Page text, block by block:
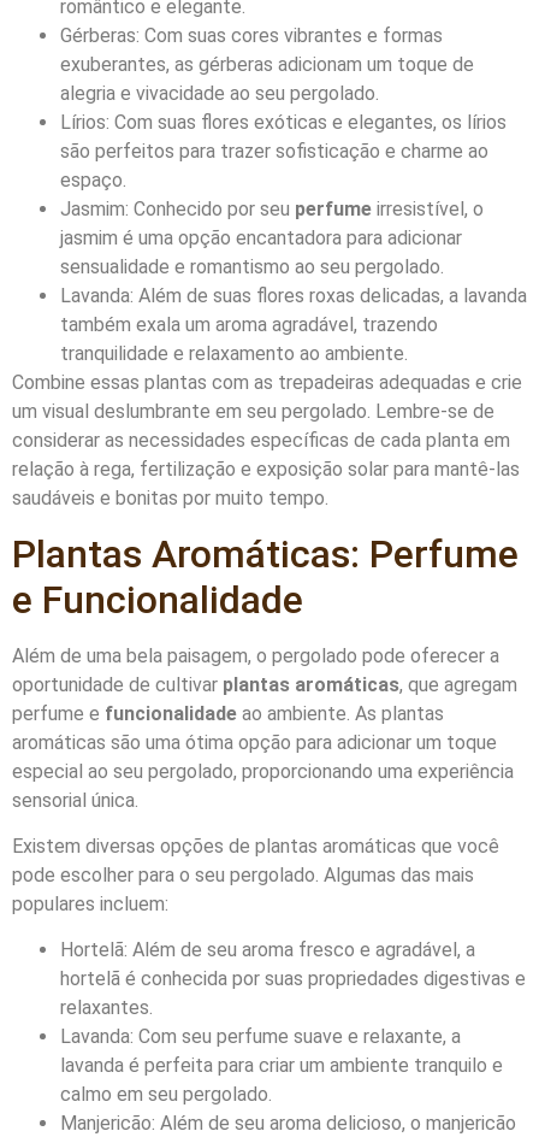
romântico e elegante.
Gérberas: Com suas cores vibrantes e formas
exuberantes, as gérberas adicionam um toque de
alegria e vivacidade ao seu pergolado.
Lírios: Com suas flores exóticas e elegantes, os lírios
são perfeitos para trazer sofisticação e charme ao
espaço.
Jasmim: Conhecido por seu perfume irresistível, o
jasmim é uma opção encantadora para adicionar
sensualidade e romantismo ao seu pergolado.
Lavanda: Além de suas flores roxas delicadas, a lavanda
também exala um aroma agradável, trazendo
tranquilidade e relaxamento ao ambiente.
Combine essas plantas com as trepadeiras adequadas e crie
um visual deslumbrante em seu pergolado. Lembre-se de
considerar as necessidades específicas de cada planta em
relação à rega, fertilização e exposição solar para mantê-las
saudáveis e bonitas por muito tempo.
Plantas Aromáticas: Perfume
e Funcionalidade
Além de uma bela paisagem, o pergolado pode oferecer a
oportunidade de cultivar plantas aromáticas, que agregam
perfume e funcionalidade ao ambiente. As plantas
aromáticas são uma ótima opção para adicionar um toque
especial ao seu pergolado, proporcionando uma experiência
sensorial única.
Existem diversas opções de plantas aromáticas que você
pode escolher para o seu pergolado. Algumas das mais
populares incluem:
Hortelã: Além de seu aroma fresco e agradável, a
hortelã é conhecida por suas propriedades digestivas e
relaxantes.
Lavanda: Com seu perfume suave e relaxante, a
lavanda é perfeita para criar um ambiente tranquilo e
calmo em seu pergolado.
Manjericão: Além de seu aroma delicioso, o manjericão